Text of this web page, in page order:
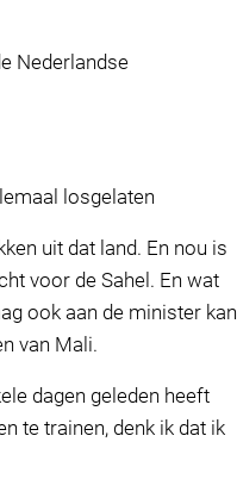
Nederlandse
losgelaten
uit dat land. En nou is
voor de Sahel. En wat
ook aan de minister kan
van Mali.
dagen geleden heeft
te trainen, denk ik dat ik